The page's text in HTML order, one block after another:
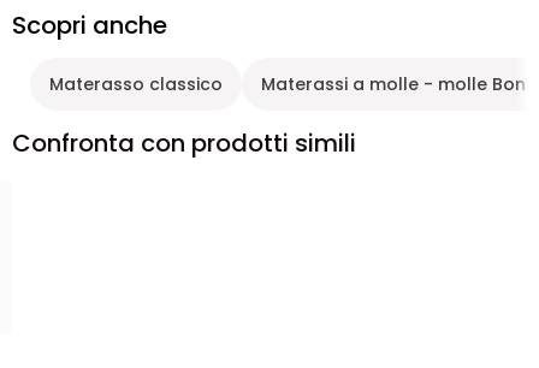
Scopri anche
Materasso classico Materassi a molle - molle
Confronta con prodotti simili